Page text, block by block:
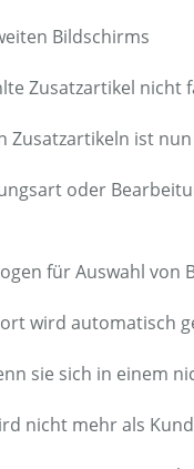
Bildschirms
Zusatzartikel
Zusatzartikeln ist
oder
für Auswahl
wird automatisch
sie sich in einem
nicht mehr als